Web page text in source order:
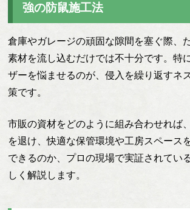
強の防鼠施工法
倉庫やガレージの頑固な隙間を塞ぐ際、
素材を流し込むだけでは不十分です。特
ザーを悩ませるのが、侵入を繰り返すネ
策です。
市販の資材をどのように組み合わせれば
を退け、快適な保管環境や工房スペース
できるのか、プロの現場で実証されてい
しく解説します。